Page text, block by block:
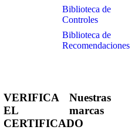
Biblioteca de
Controles
Biblioteca de
Recomendaciones
VERIFICA
EL
CERTIFICADO
Nuestras
marcas